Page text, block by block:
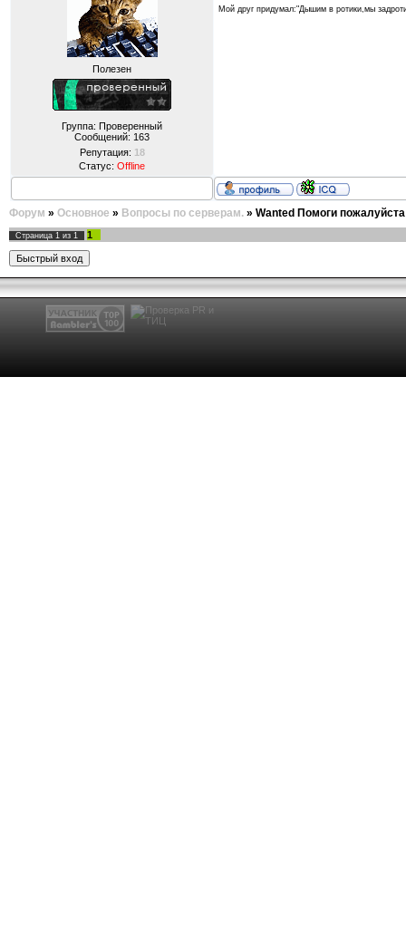
Полезен
Группа: Проверенный
Сообщений: 163
Репутация: 18
Статус: Offline
Мой друг придумал:"Дышим в ротики,мы
Форум » Основное » Вопросы по серверам. » Wanted Помоги
Страница 1 из 1 1